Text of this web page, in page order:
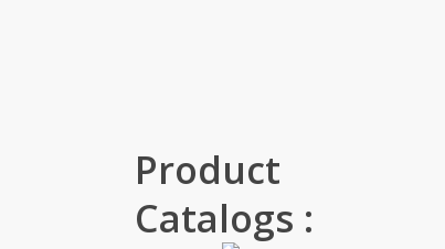
Product
Catalogs :